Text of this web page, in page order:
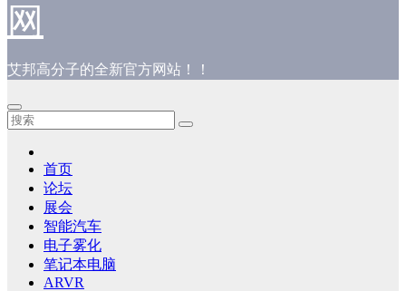
网
艾邦高分子的全新官方网站！！
首页
论坛
展会
智能汽车
电子雾化
笔记本电脑
ARVR